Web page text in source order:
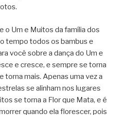
o Um e Muitos da família dos
tempo todos os bambus e
você sobre a dança do Um e
e cresce, e sempre se torna
torna mais. Apenas uma vez a
se alinham nos lugares
se torna a Flor que Mata, e é
quando ela florescer, pois